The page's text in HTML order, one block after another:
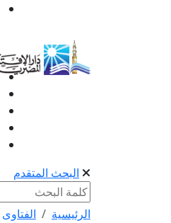
البحث المتقدم
الرئيسية الفتاوى